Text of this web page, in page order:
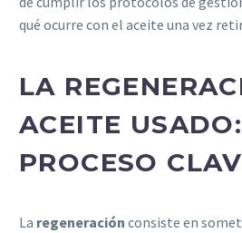
qué ocurre con el aceite una vez
LA
ACEITE
PROCESO
La regeneración consiste en